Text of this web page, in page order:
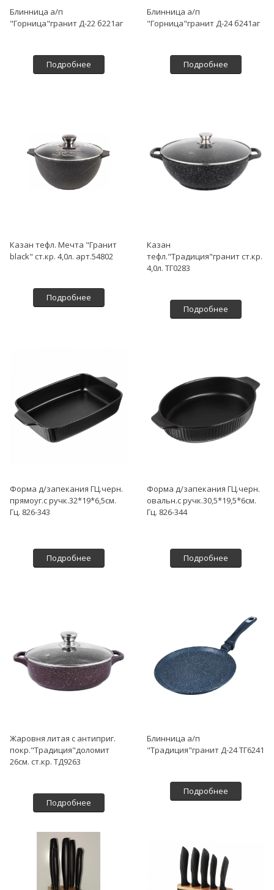
Блинница а/п
"Горница"гранит Д-22 б221аг
Подробнее
Блинница а/п
"Горница"гранит Д-24 б241аг
Подробнее
Казан тефл. Мечта "Гранит
black" ст.кр. 4,0л. арт.54802
Подробнее
Казан
тефл."Традиция"гранит ст.кр.
4,0л. ТГ0283
Подробнее
Форма д/запекания ГЦ.черн.
прямоуг.с ручк.32*19*6,5см.
Гц. 826-343
Подробнее
Форма д/запекания ГЦ.черн.
овальн.с ручк.30,5*19,5*6см.
Гц. 826-344
Подробнее
Жаровня литая с антиприг.
покр."Традиция"доломит
26см. ст.кр. ТД9263
Подробнее
Блинница а/п
"Традиция"гранит Д-24 ТГ6241
Подробнее